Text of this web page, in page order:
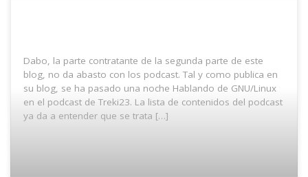
Dabo, la parte contratante de la segunda parte de este
blog, no da abasto con los podcast. Tal y como publica en
su blog, se ha pasado una noche Hablando de GNU/Linux
en el podcast de Treki23. La lista de contenidos del podcast
ya da a entender que se trata […]